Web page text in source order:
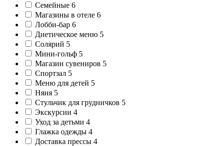
Семейные 6
Магазины в отеле 6
Лобби-бар 6
Диетическое меню 5
Солярий 5
Мини-гольф 5
Магазин сувениров 5
Спортзал 5
Меню для детей 5
Няня 5
Стульчик для грудничков 5
Экскурсии 4
Уход за детьми 4
Глажка одежды 4
Доставка прессы 4